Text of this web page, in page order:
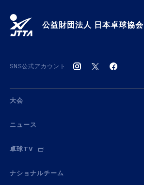
公益財団法人 日本卓球協会
SNS公式アカウント
大会
ニュース
卓球TV
ナショナルチーム